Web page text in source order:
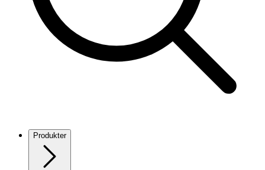
Produkter